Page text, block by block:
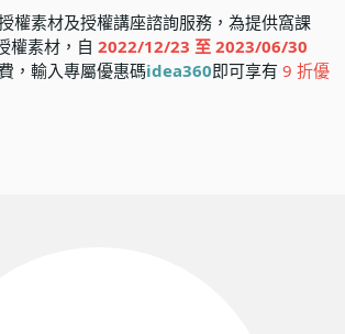
權素材及授權講座諮詢服務，為提供窩課
權素材，自 2022/12/23 至 2023/06/30
，輸入專屬優惠碼idea360即可享有 9 折優